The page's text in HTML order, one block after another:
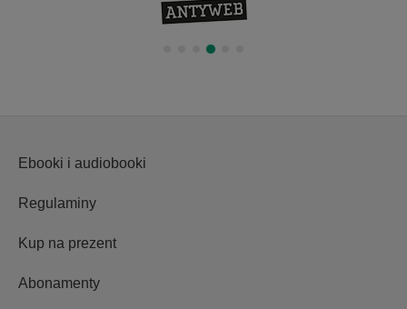
Ebooki i audiobooki
Regulaminy
Kup na prezent
Abonamenty